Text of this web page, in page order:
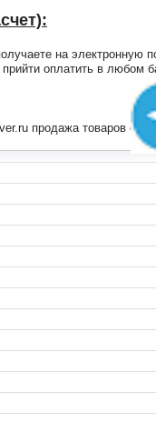
на электронную
оплатить в любом
продажа товаров